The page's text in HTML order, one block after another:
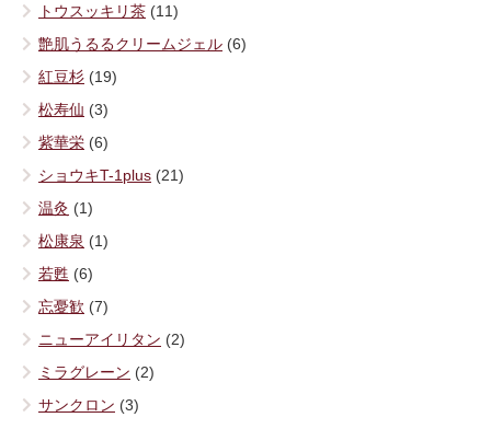
トウスッキリ茶 (11)
艶肌うるるクリームジェル (6)
紅豆杉 (19)
松寿仙 (3)
紫華栄 (6)
ショウキT-1plus (21)
温灸 (1)
松康泉 (1)
若甦 (6)
忘憂歓 (7)
ニューアイリタン (2)
ミラグレーン (2)
サンクロン (3)